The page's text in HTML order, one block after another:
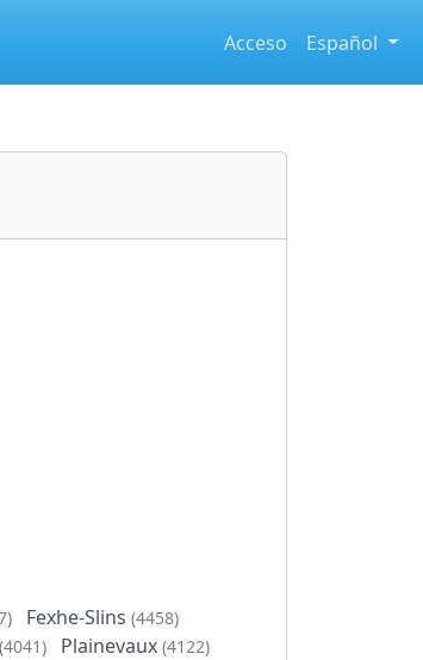
Acceso Español
Fexhe-Slins (4458)
(4041) Plainevaux (4122)